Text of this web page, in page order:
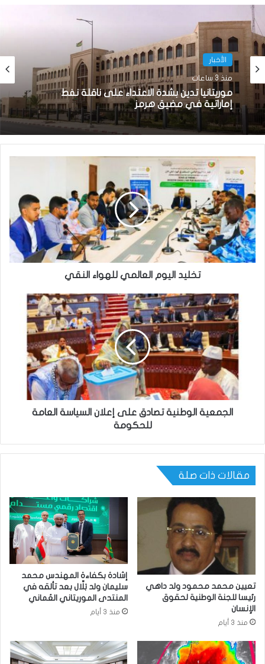
الأخبار
منذ 3 ساعات
موريتانيا تدين بشدة الاعتداء على ناقلة نفط
إماراتية في مضيق هرمز
تخليد اليوم العالمي للهواء النقي
الجمعية الوطنية تصادق على إعلان السياسة العامة
للحكومة
مقالات ذات صلة
تعيين محمد محمود ولد داهي
رئيسا للجنة الوطنية لحقوق
الإنسان
منذ 3 أيام
إشادة بكفاءة المهندس محمد
سليمان ولد بَلَّال بعد تألقه في
المنتدى الموريتاني العُماني
منذ 3 أيام